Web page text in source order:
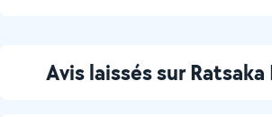
Avis laissés sur